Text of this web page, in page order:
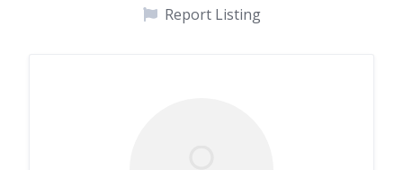
Report Listing